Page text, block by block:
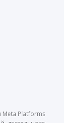
Platforms